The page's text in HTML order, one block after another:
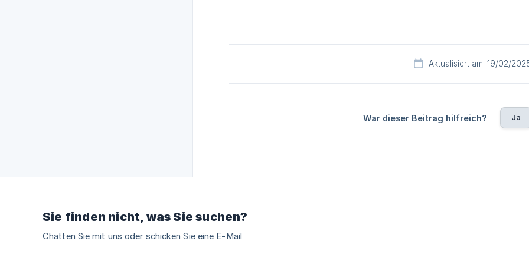
Aktualisiert am: 19/02/
War dieser Beitrag hilfreich? Ja
Sie finden nicht, was Sie suchen?
Chatten Sie mit uns oder schicken Sie eine E-Mail